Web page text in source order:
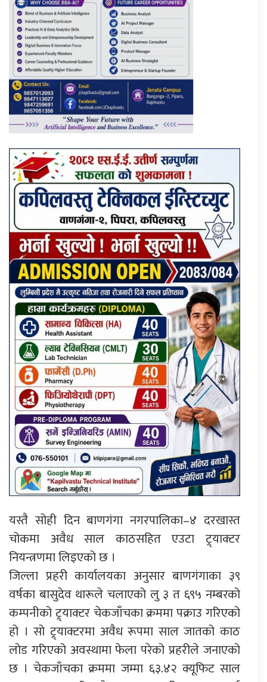
यस्तै सोही दिन बाणगंगा नगरपालिका–४ दरखास्त
चोकमा अवैध साल काठसहित एउटा ट्र्याक्टर
नियन्त्रणमा लिइएको छ ।
जिल्ला प्रहरी कार्यालयका अनुसार बाणगंगाका ३९
वर्षका बासुदेव थारूले चलाएको लु ३ त ६९५ नम्बरको
कम्पनीको ट्र्याक्टर चेकजाँचका क्रममा पक्राउ गरिएको
हो । सो ट्र्याक्टरमा अवैध रूपमा साल जातको काठ
लोड गरिएको अवस्थामा फेला परेको प्रहरीले जनाएको
छ । चेकजाँचका क्रममा जम्मा ६३.४२ क्यूफिट साल